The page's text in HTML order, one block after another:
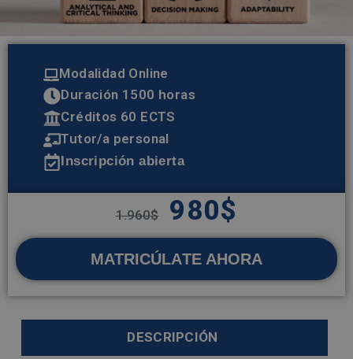
Modalidad Online
Duración 1500 horas
Créditos 60 ECTS
Tutor/a personal
Inscripción abierta
1.960$ 980$
MATRICÚLATE AHORA
DESCRIPCIÓN